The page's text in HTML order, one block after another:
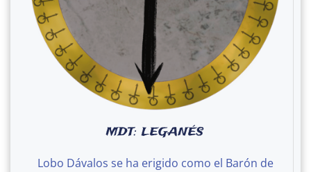
MDT: LEGANÉS
Lobo Dávalos se ha erigido como el Barón de